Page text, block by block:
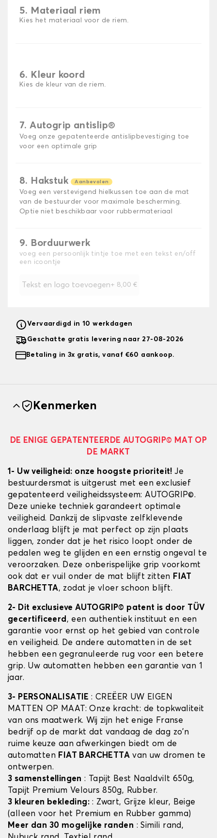
5. Materiaal riem
Kies het materiaal voor de riem.
6. Kleur koord
Kies de kleur van de riem.
7. Autogrip antislip®
Voeg onze gepatenteerde antislipbevestiging toe
voor een optimale grip
8. Hakstuk Aanbevolen
Voeg een verstevigend hielkussen toe aan de mat
van de bestuurder voor maximale bescherming.
Optie niet beschikbaar voor rubbermateriaal
9. Borduurwerk
voeg een persoonlijk tintje toe met een tekst en/off
een icoontje
Tekst en logo toevoegen+ 8,00 €
Vervaardigd in 10 werkdagen
Geschatte gratis levering naar 27-08-2026
Betaling in 3x gratis, vanaf €60 aankoop.
Kenmerken
DE ENIGE GEPATENTEERDE AUTOGRIP© MAT OP
DE MARKT
1- Uw veiligheid: onze hoogste prioriteit!Je
bestuurdersmat is uitgerust met een exclusief
gepatenteerd veiligheidssysteem: AUTOGRIP©.
Deze unieke techniek garandeert optimale
veiligheid. Dankzij de slipvaste zelfklevende
onderlaag blijft je mat perfect op zijn plaats
liggen, zonder dat je het risico loopt onder de
pedalen weg te glijden en een ernstig ongeval te
veroorzaken. Deze onberispelijke grip voorkomt
ook dat er vuil onder de mat blijft zitten FIAT
BARCHETTA, zodat je vloer schoon blijft.
2- Dit exclusieve AUTOGRIP© patent is door TÜV
gecertificeerd, een authentiek instituut en een
garantie voor ernst op het gebied van controle
en veiligheid. De andere automatten in de set
hebben een gegranuleerde rug voor een betere
grip. Uw automatten hebben een garantie van 1
jaar.
3- PERSONALISATIE: CREËER UW EIGEN
MATTEN OP MAAT: Onze kracht: de topkwaliteit
van ons maatwerk. Wij zijn het enige Franse
bedrijf op de markt dat vandaag de dag zo'n
ruime keuze aan afwerkingen biedt om de
automatten FIAT BARCHETTA van uw dromen te
ontwerpen.
3 samenstellingen : Tapijt Best Naaldvilt 650g,
Tapijt Premium Velours 850g, Rubber.
3 kleuren bekleding: : Zwart, Grijze kleur, Beige
(alleen voor het Premium en Rubber gamma)
Meer dan 30 mogelijke randen : Simili rand,